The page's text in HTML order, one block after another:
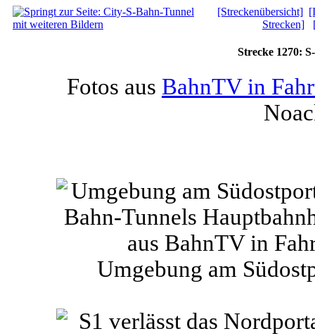
[Streckenübersicht]
Strecken]
Strecke 1270:
Fotos aus BahnTV in
Umgebung am